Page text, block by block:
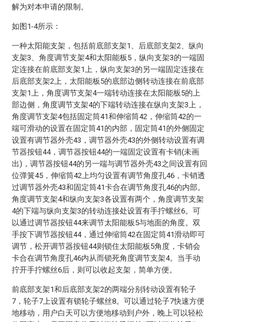
解为对本申请的限制。
如图1-4所示：
一种太阳能支架，包括前底部支架1、后底部支架2、纵向
支架3、角度调节支架4和太阳能板5，纵向支架3的一端固
定连接在前底部支架1上，纵向支架3的另一端固定连接在
后底部支架2上，太阳能板5的底部边侧转动连接在前底部
支架1上，角度调节支架4一端转动连接在太阳能板5的上
部边侧，角度调节支架4的下端转动连接在纵向支架3上，
角度调节支架4包括固定筒41和伸缩筒42，伸缩筒42的一
端可滑动的设置在固定筒41的内部，固定筒41的外侧固定
设置有调节器外壳43，调节器外壳43的外侧转动设置有调
节器按钮44，调节器按钮44的一端固定设置有卡销(未画
出)，调节器按钮44的另一端与调节器外壳43之间设置有回
位弹簧45，伸缩筒42上均匀设置有调节角度孔46，卡销透
过调节器外壳43和固定筒41卡合在调节角度孔46的内部。
角度调节支架4和纵向支架3各设置有两个，角度调节支架
4的下端与纵向支架3的转动连接处设置有手拧螺丝6。可
以通过调节器按钮44来调节太阳能板5与地面的角度。双
手按下调节器按钮44，通过伸缩筒42在固定筒41滑动即可
调节，松开调节器按钮44则锁住太阳能板5角度，卡销会
卡合在调节角度孔46内从而锁死角度调节支架4。当手动
拧开手拧螺丝6后，则可以收起支架，简单方便。
前底部支架1和后底部支架2的两端分别转动设置有轮子
7，轮子7上设置有锁轮子螺丝8。可以通过轮子7快速方便
地移动，用户白天可以方便地移动到户外，晚上可以轻松